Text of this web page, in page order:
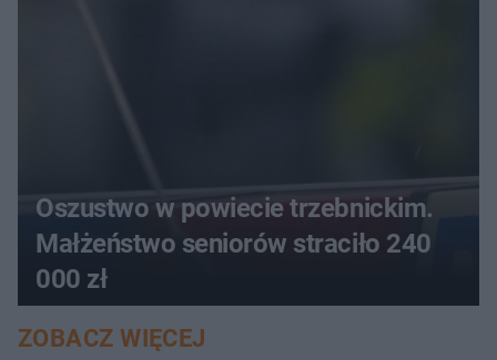
Oszustwo w powiecie trzebnickim.
Małżeństwo seniorów straciło 240
000 zł
ZOBACZ WIĘCEJ